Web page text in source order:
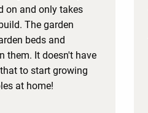
on and only takes
The garden
beds and
them. It doesn't have
to start growing
at home!